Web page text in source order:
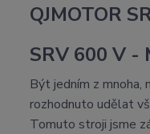
QJMOTOR
SRV 600 V
Být jedním z
rozhodnuto udělat
Tomuto stroji jsme